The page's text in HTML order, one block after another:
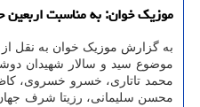
موزیک خوان: به مناسبت اربعین
به گزارش موزیک خوان به نقل
موضوع سید و سالار شهیدان دوشنبه ۵ شهریور افتتاح خواهد شد. اسامی
محمد تاتاری، خسرو خسروی،
محسن سلیمانی، رزیتا شرف